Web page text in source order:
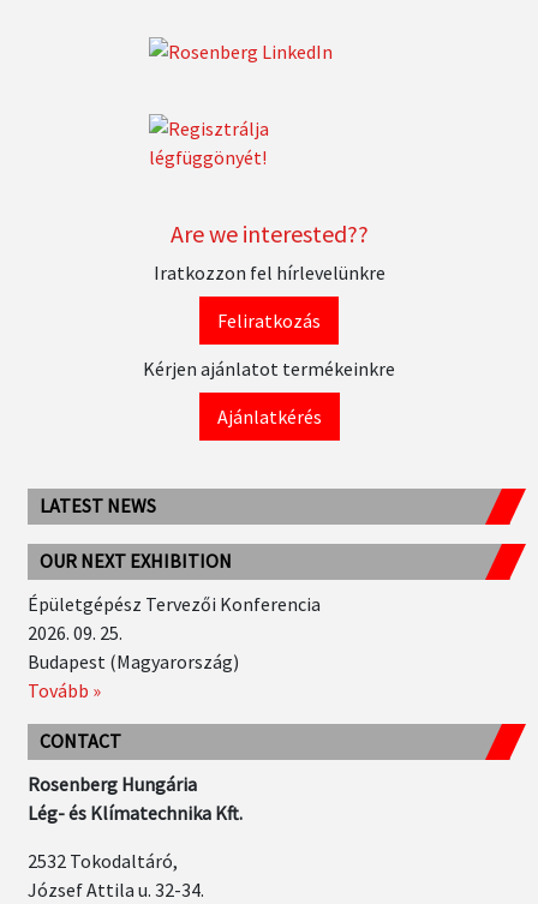
Are we interested??
Iratkozzon fel hírlevelünkre
Feliratkozás
Kérjen ajánlatot termékeinkre
Ajánlatkérés
LATEST NEWS
OUR NEXT EXHIBITION
Épületgépész Tervezői Konferencia
2026. 09. 25.
Budapest (Magyarország)
Tovább »
CONTACT
Rosenberg Hungária
Lég- és Klímatechnika Kft.
2532 Tokodaltáró,
József Attila u. 32-34.